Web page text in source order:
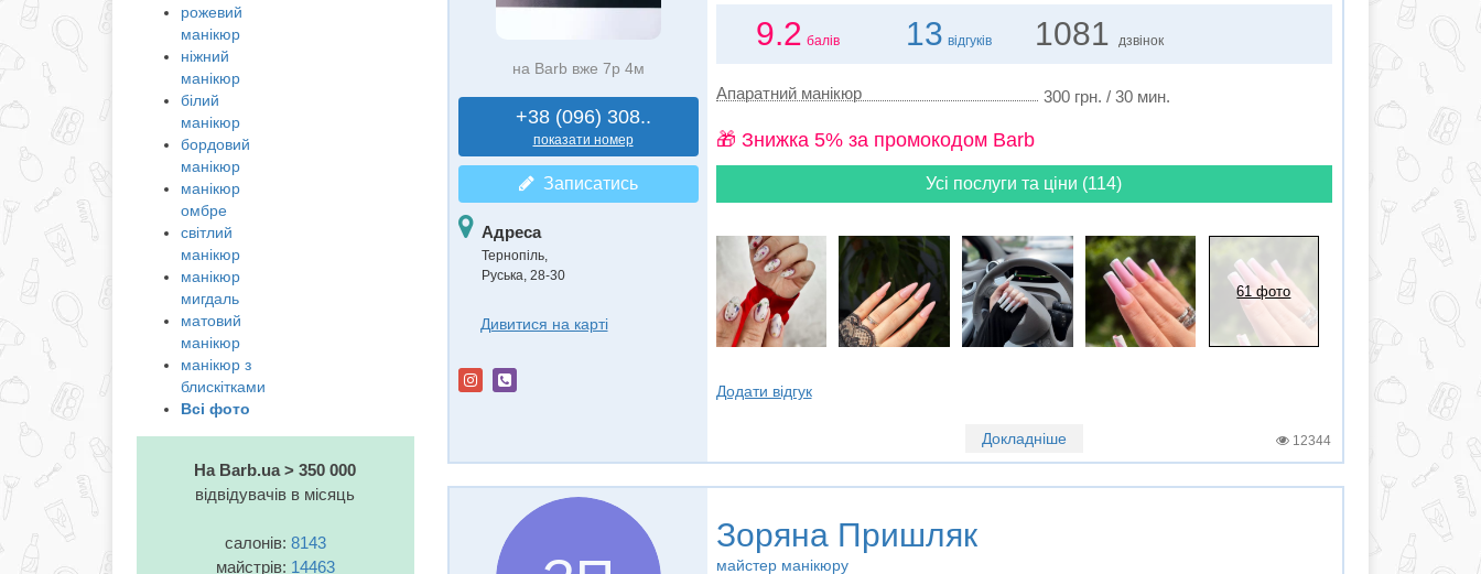
рожевий
манікюр
ніжний
манікюр
білий
манікюр
бордовий
манікюр
манікюр
омбре
світлий
манікюр
манікюр
мигдаль
матовий
манікюр
манікюр з
блискітками
Всі фото
На Barb.ua > 350 000
відвідувачів в місяць
салонів: 8143
майстрів: 14463
на Barb вже 7р 4м
+38 (096) 308..
показати номер
Записатись
Адреса
Тернопіль,
Руська, 28-30
Дивитися на карті
9.2 балів 13 відгуків 1081 дзвінок
Апаратний манікюр 300 грн. / 30 мин.
🎁 Знижка 5% за промокодом Barb
Усі послуги та ціни (114)
61 фото
Додати відгук
Докладніше 12344
Зоряна Пришляк
майстер манікюру